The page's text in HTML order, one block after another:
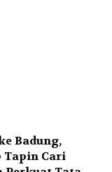
Badung,
Tapin Cari